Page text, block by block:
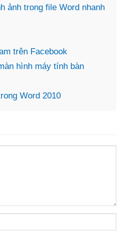
ảnh trong file Word nhanh
trên Facebook
hình máy tính bàn
Word 2010